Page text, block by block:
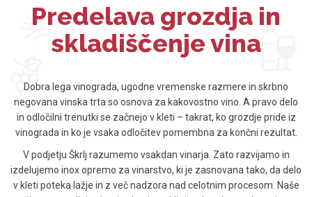
Predelava grozdja in
skladiščenje vina
Dobra lega vinograda, ugodne vremenske razmere in skrbno
negovana vinska trta so osnova za kakovostno vino. A pravo delo
in odločilni trenutki se začnejo v kleti – takrat, ko grozdje pride iz
vinograda in ko je vsaka odločitev pomembna za končni rezultat.
V podjetju Škrlj razumemo vsakdan vinarja. Zato razvijamo in
izdelujemo inox opremo za vinarstvo, ki je zasnovana tako, da delo
v kleti poteka lažje in z več nadzora nad celotnim procesom. Naše